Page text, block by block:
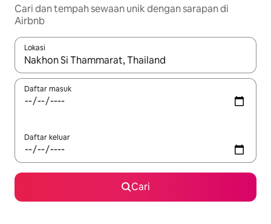
Cari dan tempah sewaan unik dengan sarapan di
Airbnb
Lokasi
Apabila hasil tersedia, navigasi dengan kekunci anak panah
Daftar masuk
Daftar keluar
Cari